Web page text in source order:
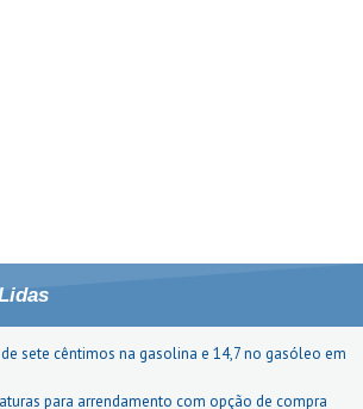
sete cêntimos na gasolina e 14,7 no gasóleo em
para arrendamento com opção de compra